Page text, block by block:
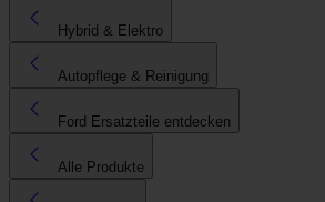
Hybrid & Elektro
Autopflege & Reinigung
Ford Ersatzteile entdecken
Alle Produkte